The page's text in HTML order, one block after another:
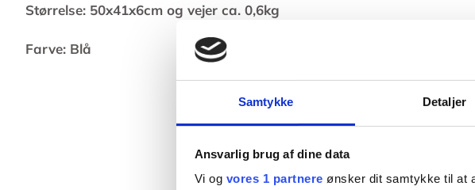
Samtykke Detaljer
Ansvarlig brug af dine data
Vi og vores 1 partnere ønsker dit samtykke til at
Størrelse: 50x41x6cm og vejer ca. 0,6kg
Farve: Blå